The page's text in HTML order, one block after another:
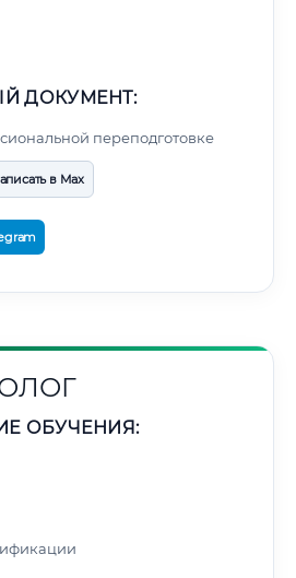
ДОКУМЕНТ:
переподготовке
в Max
ОБУЧЕНИЯ: